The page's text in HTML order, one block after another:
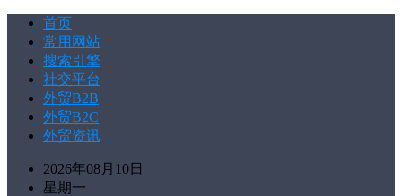
首页
常用网站
搜索引擎
社交平台
外贸B2B
外贸B2C
外贸资讯
2026年08月10日
星期一